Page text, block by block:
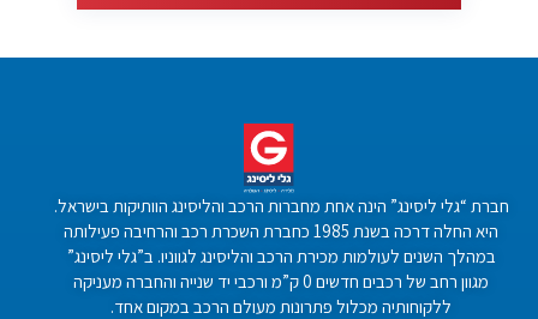
חברת “גלי ליסינג” הינה אחת מחברות הרכב והליסינג הוותיקות בישראל.
היא החלה דרכה בשנת 1985 כחברת השכרת רכב והרחיבה פעילותה
במהלך השנים לעולמות מכירת הרכב והליסינג לגווניו. ב”גלי ליסינג”
מגוון רחב של רכבים חדשים 0 ק”מ ורכבי יד שנייה והחברה מעניקה
ללקוחותיה מכלול פתרונות מעולם הרכב במקום אחד.